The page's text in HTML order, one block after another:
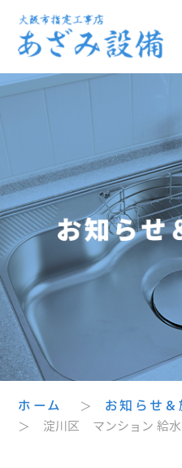
ホーム ＞ お知らせ
＞ 淀川区 マンション 給水